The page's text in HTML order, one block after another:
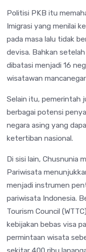
Politisi PKB itu
Imigrasi yang menilai
pada masa lalu tidak
devisa. Bahkan
dibatasi menjadi 16
wisatawan
Selain itu, pemerintah
berbagai potensi
negara asing yang
ketertiban nasional.
Di sisi lain, Chusnunia
Pariwisata
menjadi instrumen
pariwisata Indonesia.
Tourism Council
kebijakan bebas visa
permintaan wisata